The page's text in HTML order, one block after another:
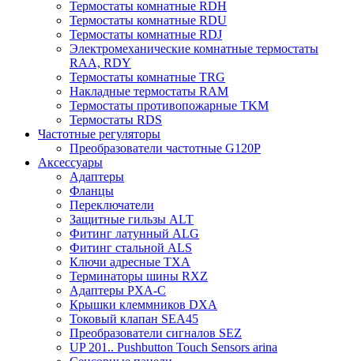
Термостаты комнатные RDH
Термостаты комнатные RDU
Термостаты комнатные RDJ
Электромеханические комнатные термостаты
RAA, RDY
Термостаты комнатные TRG
Накладные термостаты RAM
Термостаты противопожарные TKM
Термостаты RDS
Частотные регуляторы
Преобразователи частотные G120P
Аксессуары
Адаптеры
Фланцы
Переключатели
Защитные гильзы ALT
Фитинг латунный ALG
Фитинг стальной ALS
Ключи адресные TXA
Терминаторы шины RXZ
Адаптеры PXA-C
Крышки клеммников DXA
Токовый клапан SEA45
Преобразователи сигналов SEZ
UP 201.. Pushbutton Touch Sensors arina